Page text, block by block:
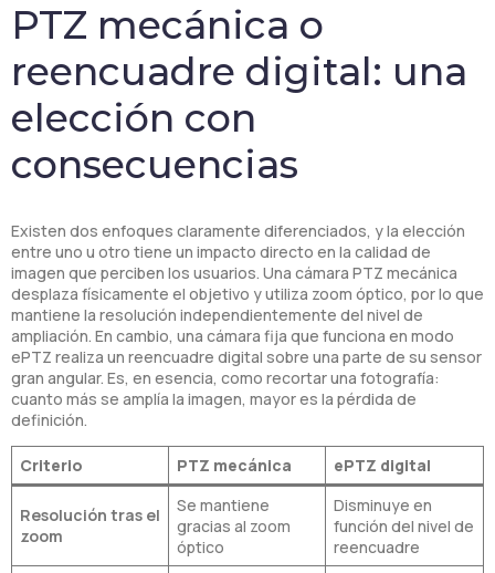
PTZ mecánica o
reencuadre digital: una
elección con
consecuencias
Existen dos enfoques claramente diferenciados, y la elección
entre uno u otro tiene un impacto directo en la calidad de
imagen que perciben los usuarios. Una cámara PTZ mecánica
desplaza físicamente el objetivo y utiliza zoom óptico, por lo que
mantiene la resolución independientemente del nivel de
ampliación. En cambio, una cámara fija que funciona en modo
ePTZ realiza un reencuadre digital sobre una parte de su sensor
gran angular. Es, en esencia, como recortar una fotografía:
cuanto más se amplía la imagen, mayor es la pérdida de
definición.
Criterio PTZ mecánica ePTZ digital
Resolución tras el
zoom
Se mantiene
gracias al zoom
óptico
Disminuye en
función del nivel de
reencuadre